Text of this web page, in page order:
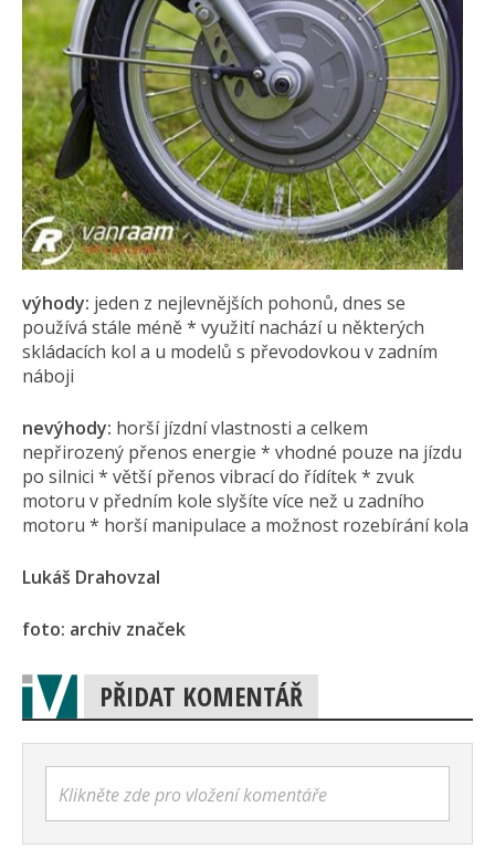
výhody: jeden z nejlevnějších pohonů, dnes se
používá stále méně * využití nachází u některých
skládacích kol a u modelů s převodovkou v zadním
náboji
nevýhody: horší jízdní vlastnosti a celkem
nepřirozený přenos energie * vhodné pouze na jízdu
po silnici * větší přenos vibrací do řídítek * zvuk
motoru v předním kole slyšíte více než u zadního
motoru * horší manipulace a možnost rozebírání kola
Lukáš Drahovzal
foto: archiv značek
PŘIDAT KOMENTÁŘ
Klikněte zde pro vložení komentáře